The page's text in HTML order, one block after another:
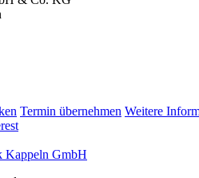
Termin übernehmen Weitere